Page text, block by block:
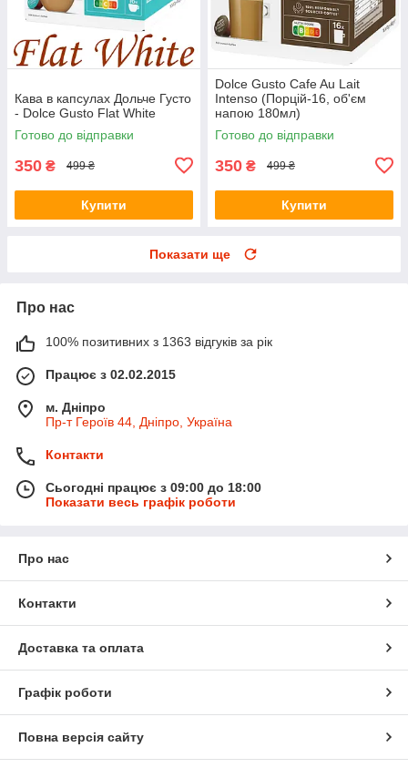
Кава в капсулах Дольче Густо
- Dolce Gusto Flat White
Готово до відправки
350 ₴ 499 ₴
Купити
Dolce Gusto Cafe Au Lait
Intenso (Порцій-16, об'єм
напою 180мл)
Готово до відправки
350 ₴ 499 ₴
Купити
Показати ще
Про нас
100% позитивних з 1363 відгуків за рік
Працює з 02.02.2015
м. Дніпро
Пр-т Героїв 44, Дніпро, Україна
Контакти
Сьогодні працює з 09:00 до 18:00
Показати весь графік роботи
Про нас
Контакти
Доставка та оплата
Графік роботи
Повна версія сайту